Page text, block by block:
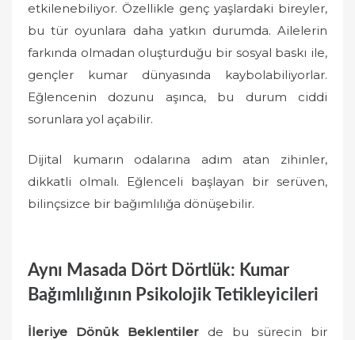
etkilenebiliyor. Özellikle genç yaşlardaki bireyler,
bu tür oyunlara daha yatkın durumda. Ailelerin
farkında olmadan oluşturduğu bir sosyal baskı ile,
gençler kumar dünyasında kaybolabiliyorlar.
Eğlencenin dozunu aşınca, bu durum ciddi
sorunlara yol açabilir.
Dijital kumarın odalarına adım atan zihinler,
dikkatli olmalı. Eğlenceli başlayan bir serüven,
bilinçsizce bir bağımlılığa dönüşebilir.
Aynı Masada Dört Dörtlük: Kumar
Bağımlılığının Psikolojik Tetikleyicileri
İleriye Dönük Beklentiler de bu sürecin bir